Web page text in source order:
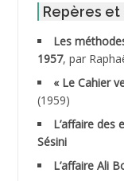
ABID Mohamed
ABNOUN Salah
ACHACHE M.*
ACHLAF Ali
ADALENE Tahar
Repères
Les
1957, par
« Le Cahier
(1959)
L’affaire des
Sésini
L’affaire Ali